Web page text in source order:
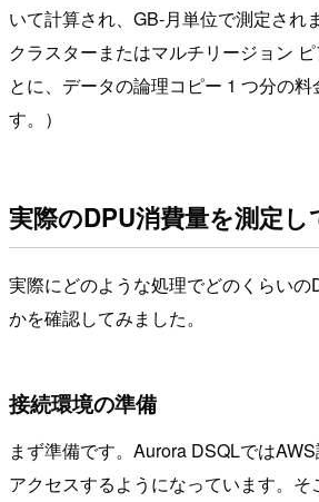
いて計算され、GB-月単位で測定され
クラスターまたはマルチリージョン
とに、データの論理コピー 1 つ分の料
す。）
実際のDPU消費量を測定し
実際にどのような処理でどのくらい
かを確認してみました。
接続環境の準備
まず準備です。Aurora DSQLでは
アクセスするようになっています。そ